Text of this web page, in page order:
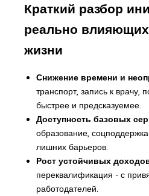
Краткий разбор
реально влияющих
жизни
Снижение времени и
транспорт, запись к врачу,
быстрее и предсказуемее.
Доступность базовых
образование,
лишних барьеров.
Рост устойчивых
переквалификация - с
работодателей.